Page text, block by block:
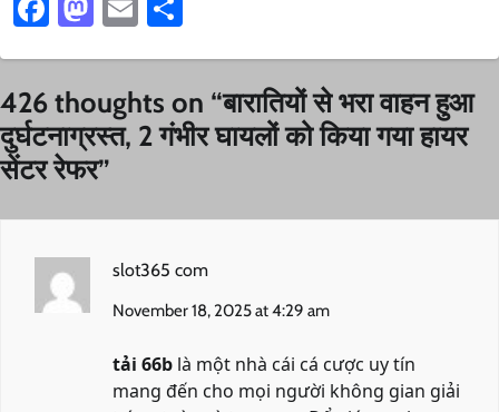
426 thoughts on “बारातियों से भरा वाहन हुआ
दुर्घटनाग्रस्त, 2 गंभीर घायलों को किया गया हायर
सेंटर रेफर”
slot365 com
November 18, 2025 at 4:29 am
tải 66b là một nhà cái cá cược uy tín
mang đến cho mọi người không gian giải